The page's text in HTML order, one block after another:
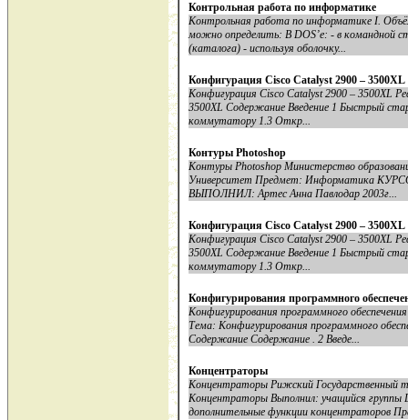
Контрольная работа по информатике
Контрольная работа по информатике I.
можно определить: В DOS’е: - в командной
(каталога) - используя оболочку...
Конфигурация Cisco Catalyst 2900 – 3500XL
Конфигурация Cisco Catalyst 2900 – 3500XL
3500XL Содержание Введение 1 Быстрый
коммутатору 1.3 Откр...
Контуры Photoshop
Контуры Photoshop Министерство
Университет Предмет: Информатика
ВЫПОЛНИЛ: Артес Анна Павлодар 2003г...
Конфигурация Cisco Catalyst 2900 – 3500XL
Конфигурация Cisco Catalyst 2900 – 3500XL
3500XL Содержание Введение 1 Быстрый
коммутатору 1.3 Откр...
Конфигурирования программного
Конфигурирования программного
Тема: Конфигурирования программного
Содержание Содержание . 2 Введе...
Концентраторы
Концентраторы Рижский Государственный
Концентраторы Выполнил: учащийся группы
дополнительные функции концентраторов